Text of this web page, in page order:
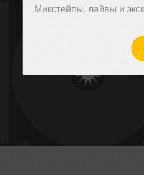
Микстейпы, лайвы и